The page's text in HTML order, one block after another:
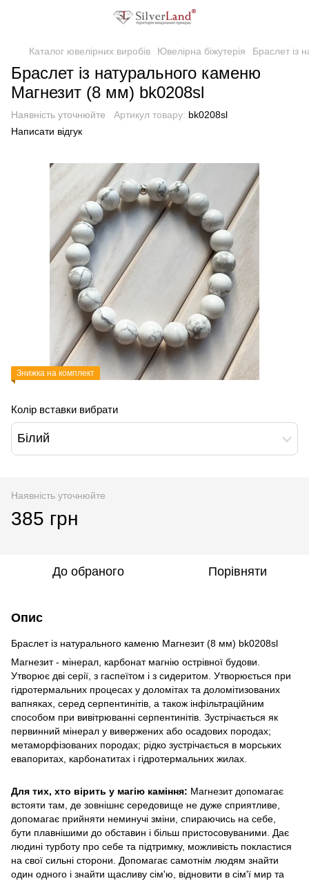
Каталог ювелірних виробів Ювелірна біжутерія Браслет із
Браслет із натурального каменю
Магнезит (8 мм) bk0208sl
Наявність уточнюйте Артикул товару: bk0208sl
Написати відгук
Знижка на комплект
Колір вставки вибрати
Білий
Наявність уточнюйте
385 грн
До обраного Порівняти
Опис
Браслет із натурального каменю Магнезит (8 мм) bk0208sl
Магнезит - мінерал, карбонат магнію острівної будови.
Утворює дві серії, з гаспеїтом і з сидеритом. Утворюється при
гідротермальних процесах у доломітах та доломітизованих
вапняках, серед серпентинітів, а також інфільтраційним
способом при вивітрюванні серпентинітів. Зустрічається як
первинний мінерал у вивержених або осадових породах;
метаморфізованих породах; рідко зустрічається в морських
евапоритах, карбонатитах і гідротермальних жилах.
Для тих, хто вірить у магію каміння: Магнезит допомагає
встояти там, де зовнішнє середовище не дуже сприятливе,
допомагає прийняти неминучі зміни, спираючись на себе,
бути плавнішими до обставин і більш пристосовуваними. Дає
людині турботу про себе та підтримку, можливість покластися
на свої сильні сторони. Допомагає самотнім людям знайти
один одного і знайти щасливу сім'ю, відновити в сім'ї мир та